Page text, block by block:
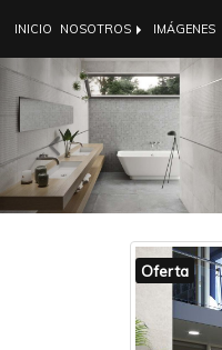
INICIO NOSOTROS IMÁGENES
Anterior
Oferta